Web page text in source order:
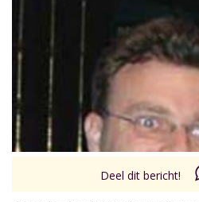
De middag van Sleutelstad
Vorig uur
uur 1 van 0
Deel dit bericht!